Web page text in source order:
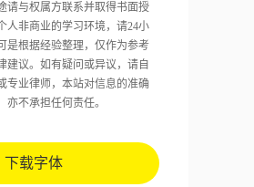
请与权属方联系并取得书面授
人非商业的学习环境，请24小
是根据经验整理，仅作为参考
建议。如有疑问或异议，请自
专业律师，本站对信息的准确
亦不承担任何责任。
下载字体